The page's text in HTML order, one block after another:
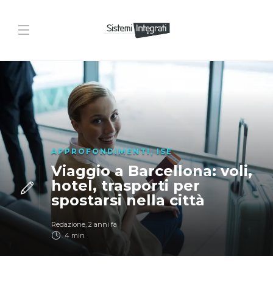
APPROFONDIMENTI,ISE
Viaggio a Barcellona: voli,
hotel, trasporti per
spostarsi nella città
Redazione, 2 anni fa
4 min